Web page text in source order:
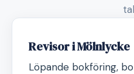
Revisor i Mölnlycke
Löpande bokföring,